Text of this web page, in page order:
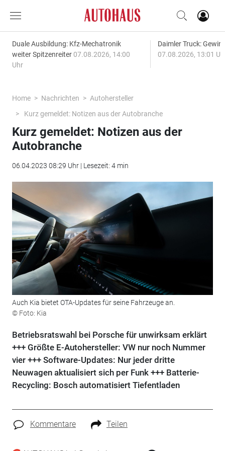
Duale Ausbildung: Kfz-Mechatronik
weiter Spitzenreiter 07.08.2026, 14:00
Uhr
Daimler Truck:
07.08.2026, 13:01
Home Nachrichten
Autohersteller
Kurz gemeldet: Notizen aus der Autobranche
Kurz gemeldet: Notizen aus der
Autobranche
06.04.2023 08:29 Uhr | Lesezeit: 4 min
Auch Kia bietet OTA-Updates für seine Fahrzeuge an.
© Foto: Kia
Betriebsratswahl bei Porsche für unwirksam erklärt
+++ Größte E-Autohersteller: VW nur noch Nummer
vier +++ Software-Updates: Nur jeder dritte
Neuwagen aktualisiert sich per Funk +++ Batterie-
Recycling: Bosch automatisiert Tiefentladen
Kommentare Teilen